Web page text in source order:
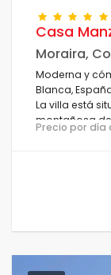
Casa
Moraira,
Moderna y
Blanca,
La villa está
montañosa de
Precio por día